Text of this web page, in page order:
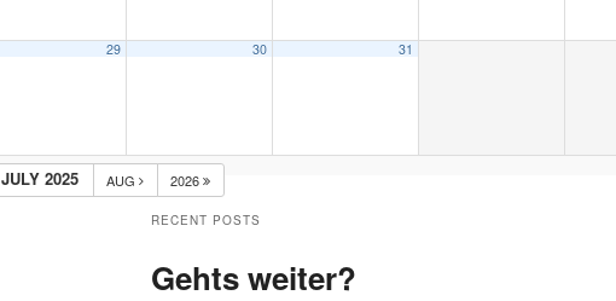
29 30 31
JULY 2025 AUG 2026
RECENT POSTS
Gehts weiter?